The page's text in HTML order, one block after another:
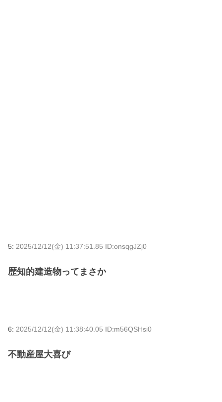
5: 2025/12/12(金) 11:37:51.85 ID:onsqgJZj0
歴知的建造物ってまさか
6: 2025/12/12(金) 11:38:40.05 ID:m56QSHsi0
不動産屋大喜び